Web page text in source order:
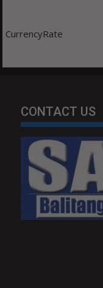
CurrencyRate
CONTACT US